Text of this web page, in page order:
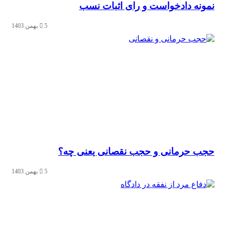
نمونه دادخواست و رای اثبات نسب
5 بهمن 1403
حجب حرمانی و حجب نقصانی یعنی چه؟
5 بهمن 1403